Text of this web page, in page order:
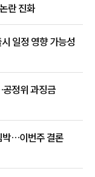
란 진화
일정 영향 가능성
정위 과징금
박…이번주 결론